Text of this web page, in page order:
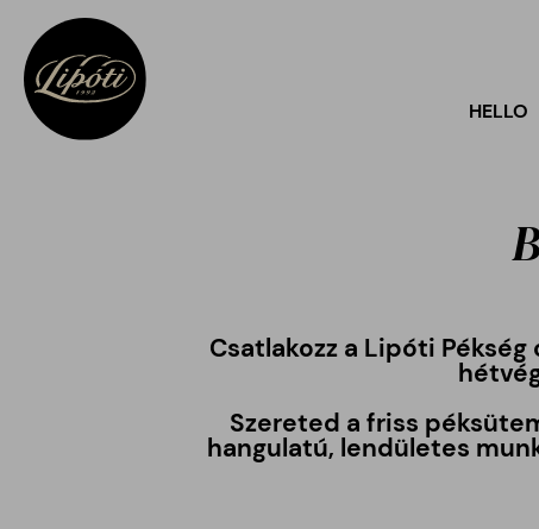
HELLO
Csatlakozz a Lipóti
Szereted a friss
hangulatú, lendületes